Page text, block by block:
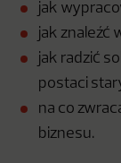
jak
jak znaleźć
jak radzić
postaci
na co
biznesu.